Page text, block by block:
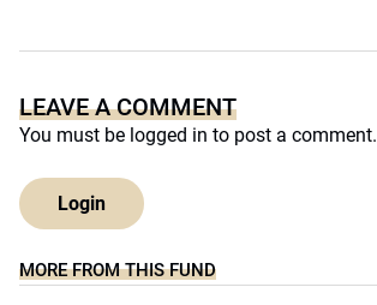
LEAVE A COMMENT
You must be logged in to post a comment.
Login
MORE FROM THIS FUND